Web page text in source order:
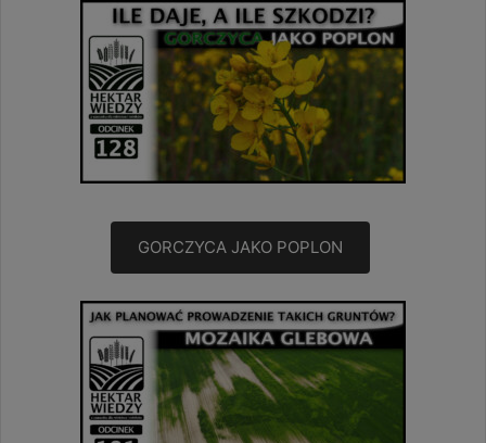
GORCZYCA JAKO POPLON